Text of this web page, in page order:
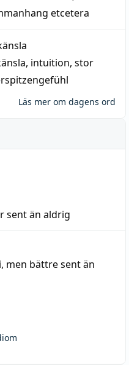
etcetera
, intuition, stor
Läs mer om dagens ord
sent än aldrig
men bättre sent än